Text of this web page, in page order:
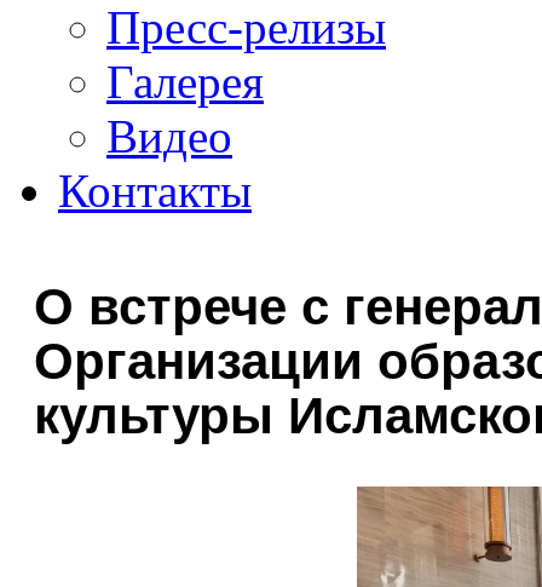
Пресс-релизы
Галерея
Видео
Контакты
О встрече с
Организации
культуры